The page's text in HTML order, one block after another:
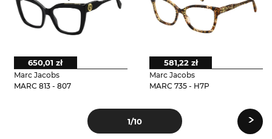
Marc Jacobs
MARC 813 - 807
650,01 zł
Marc Jacobs
MARC 735 - H7P
581,22 zł
1/10 ›